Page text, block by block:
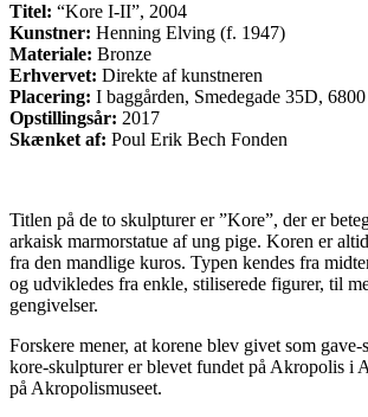
Titel: “Kore I-II”, 2004
Kunstner: Henning Elving (f. 1947)
Materiale: Bronze
Erhvervet: Direkte af kunstneren
Placering: I baggården, Smedegade 35D,
Opstillingsår: 2017
Skænket af: Poul Erik Bech Fonden
Titlen på de to skulpturer er ”Kore”, der er
arkaisk marmorstatue af ung pige. Koren er
fra den mandlige kuros. Typen kendes fra
og udvikledes fra enkle, stiliserede figurer, til
gengivelser.
Forskere mener, at korene blev givet som gave-
kore-skulpturer er blevet fundet på Akropolis i
på Akropolismuseet.